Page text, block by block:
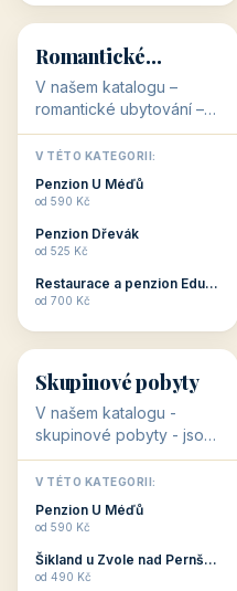
💕
Romantické
ubytování
V našem katalogu –
romantické ubytování –
jsou pro Vás připraveny
objekty, které svojí
stavbou, polohou anebo
zaměřením nabízí
Romantické ...
V TÉTO KATEGORII:
Penzion U Méďů
od 590 Kč
Penzion Dřevák
od 525 Kč
Restaurace a penzion Eduard
od 700 Kč
👥
👥
32 objektů
Skupinové pobyty
V našem katalogu -
skupinové pobyty - jsou
pro Vás připraveny
objekty, které nabízí
ubytování skupin v
penzionech, hotelích a
Budete překva...
V TÉTO KATEGORII:
Penzion U Méďů
od 590 Kč
Šikland u Zvole nad Pernštejnem
od 490 Kč